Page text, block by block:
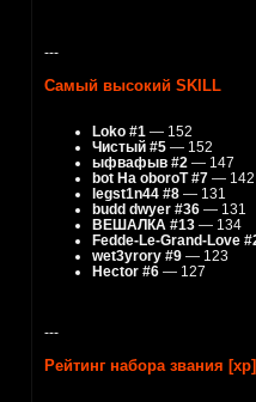
---
Самый высокий SKILL
Loko #1 — 152
Чистый #5 — 152
ыфвафыв #2 — 147
bot Ha oboroT #7 — 142
legst1n44 #8 — 131
budd dwyer #36 — 131
ВЕШАЛКА #13 — 134
Fedde-Le-Grand-Love
wet3yrory #9 — 123
Hector #6 — 127
---
Рейтинг набора звания [xp]